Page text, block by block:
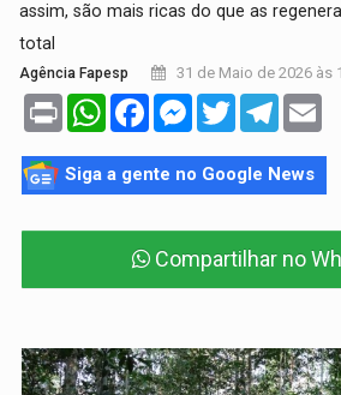
assim, são mais ricas do que as
total
Agência Fapesp 31 de Maio de 2026 às
Print WhatsAppFacebookMessenger
Twitter
Siga a gente no Google News
Compartilhar no